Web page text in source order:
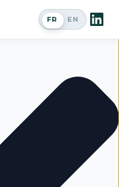
FR EN
Passer en